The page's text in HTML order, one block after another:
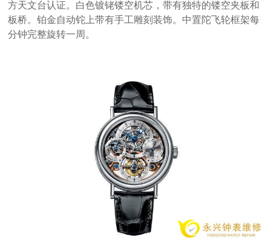
方天文台认证。白色镀铑镂空机芯，带有独特的镂空夹板和
板桥。铂金自动铊上带有手工雕刻装饰。中置陀飞轮框架每
分钟完整旋转一周。